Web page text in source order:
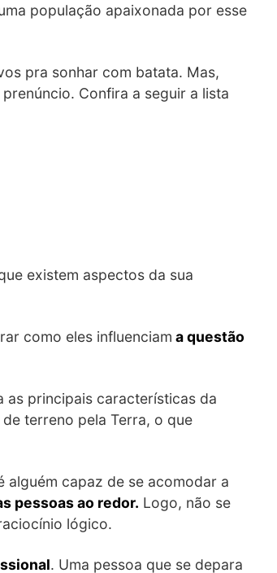
população apaixonada por esse
pra sonhar com batata. Mas,
Confira a seguir a lista
existem aspectos da sua
como eles influenciam a questão
as principais características da
terreno pela Terra, o que
capaz de se acomodar a
pessoas ao redor. Logo, não se
lógico.
. Uma pessoa que se depara